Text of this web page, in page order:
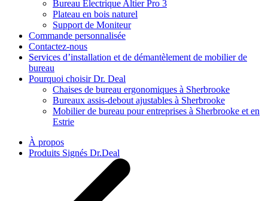
Bureau Électrique Altier Pro 3
Plateau en bois naturel
Support de Moniteur
Commande personnalisée
Contactez-nous
Services d’installation et de démantèlement de mobilier de
bureau
Pourquoi choisir Dr. Deal
Chaises de bureau ergonomiques à Sherbrooke
Bureaux assis-debout ajustables à Sherbrooke
Mobilier de bureau pour entreprises à Sherbrooke et en
Estrie
À propos
Produits Signés Dr.Deal